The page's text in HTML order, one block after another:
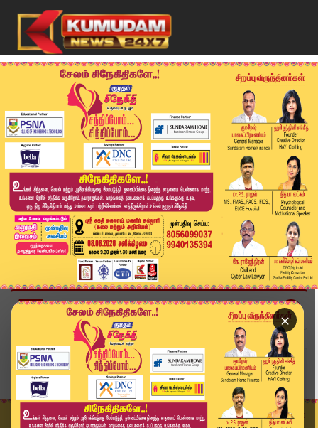
×
Home
வீடியோ ஸ்டோரி
ஜெகன் மூர்த்திக்கு ஒருவழியாக கிடைத்த முன்ஜாமின்...